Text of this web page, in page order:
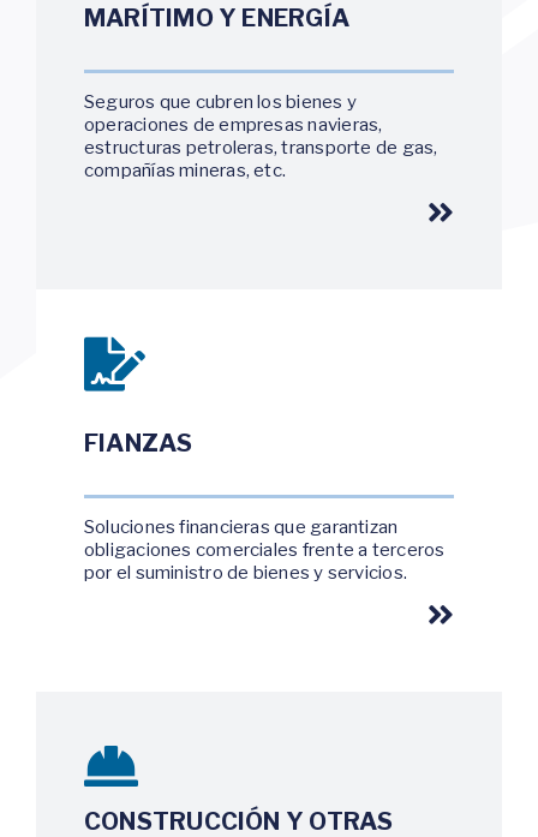
MARÍTIMO Y ENERGÍA
Seguros que cubren los bienes y
operaciones de empresas navieras,
estructuras petroleras, transporte de gas,
compañías mineras, etc.
FIANZAS
Soluciones financieras que garantizan
obligaciones comerciales frente a terceros
por el suministro de bienes y servicios.
CONSTRUCCIÓN Y OTRAS